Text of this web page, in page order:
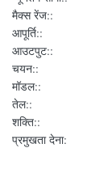
मैक्स रेंज::
आपूर्ति::
आउटपुट::
चयन::
मॉडल::
तेल::
शक्ति::
प्रमुखता देना: